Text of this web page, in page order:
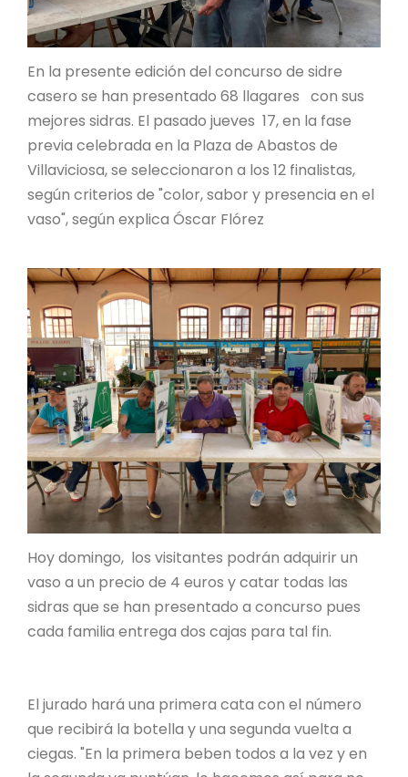
En la presente edición del concurso de sidre
casero se han presentado 68 llagares con sus
mejores sidras. El pasado jueves 17, en la fase
previa celebrada en la Plaza de Abastos de
Villaviciosa, se seleccionaron a los 12 finalistas,
según criterios de "color, sabor y presencia en el
vaso", según explica Óscar Flórez
Hoy domingo, los visitantes podrán adquirir un
vaso a un precio de 4 euros y catar todas las
sidras que se han presentado a concurso pues
cada familia entrega dos cajas para tal fin.
El jurado hará una primera cata con el número
que recibirá la botella y una segunda vuelta a
ciegas. "En la primera beben todos a la vez y en